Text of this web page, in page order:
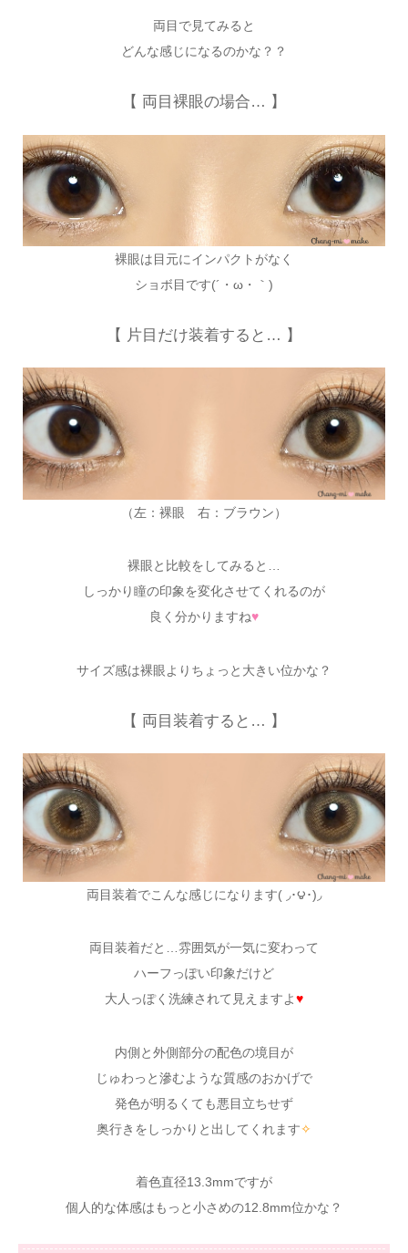
両目で見てみると
どんな感じになるのかな？？
【 両目裸眼の場合… 】
裸眼は目元にインパクトがなく
ショボ目です(´・ω・｀)
【 片目だけ装着すると… 】
（左：裸眼 右：ブラウン）
裸眼と比較をしてみると…
しっかり瞳の印象を変化させてくれるのが
良く分かりますね♥
サイズ感は裸眼よりちょっと大きい位かな？
【 両目装着すると… 】
両目装着でこんな感じになります( ◞･౪･)◞
両目装着だと…雰囲気が一気に変わって
ハーフっぽい印象だけど
大人っぽく洗練されて見えますよ♥
内側と外側部分の配色の境目が
じゅわっと滲むような質感のおかげで
発色が明るくても悪目立ちせず
奥行きをしっかりと出してくれます✧
着色直径13.3mmですが
個人的な体感はもっと小さめの12.8mm位かな？